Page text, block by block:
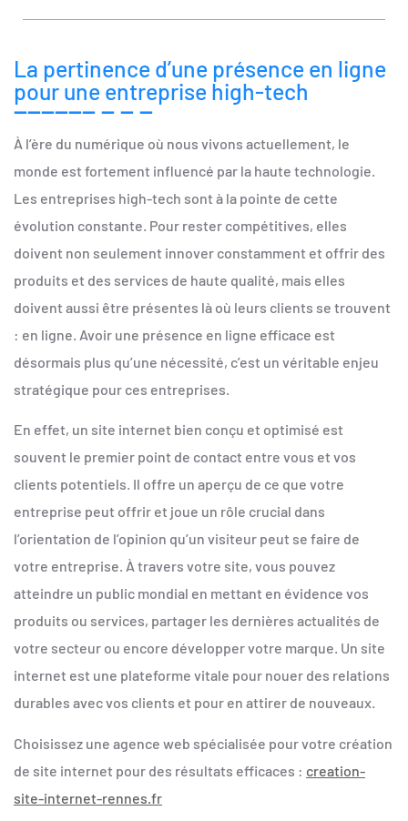
La pertinence d’une présence en ligne
pour une entreprise high-tech
À l’ère du numérique où nous vivons actuellement, le
monde est fortement influencé par la haute technologie.
Les entreprises high-tech sont à la pointe de cette
évolution constante. Pour rester compétitives, elles
doivent non seulement innover constamment et offrir des
produits et des services de haute qualité, mais elles
doivent aussi être présentes là où leurs clients se trouvent
: en ligne. Avoir une présence en ligne efficace est
désormais plus qu’une nécessité, c’est un véritable enjeu
stratégique pour ces entreprises.
En effet, un site internet bien conçu et optimisé est
souvent le premier point de contact entre vous et vos
clients potentiels. Il offre un aperçu de ce que votre
entreprise peut offrir et joue un rôle crucial dans
l’orientation de l’opinion qu’un visiteur peut se faire de
votre entreprise. À travers votre site, vous pouvez
atteindre un public mondial en mettant en évidence vos
produits ou services, partager les dernières actualités de
votre secteur ou encore développer votre marque. Un site
internet est une plateforme vitale pour nouer des relations
durables avec vos clients et pour en attirer de nouveaux.
Choisissez une agence web spécialisée pour votre création
de site internet pour des résultats efficaces : creation-
site-internet-rennes.fr